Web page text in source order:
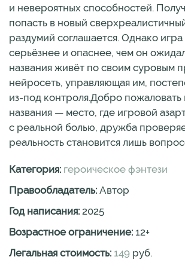
и невероятных способностей.
попасть в новый
раздумий соглашается. Однако игра
серьёзнее и опаснее, чем он
названия живёт по своим суровым
нейросеть, управляющая им,
из-под контроля.Добро
названия — место, где игровой
с реальной болью, дружба
реальность становится лишь
Категория: героическое фэнтези
Правообладатель: Автор
Год написания: 2025
Возрастное ограничение: 12+
Легальная стоимость: 149 руб.